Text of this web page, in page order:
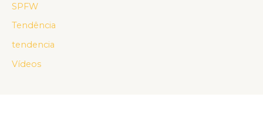
SPFW
Tendência
tendencia
Vídeos